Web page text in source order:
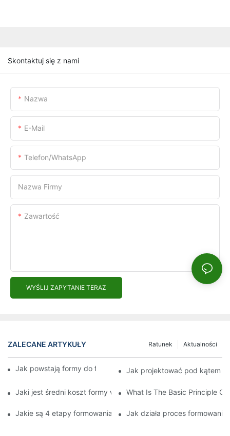
Skontaktuj się z nami
Nazwa
E-Mail
Telefon/WhatsApp
Nazwa Firmy
Zawartość
WYŚLIJ ZAPYTANIE TERAZ
ZALECANE ARTYKUŁY Aktualności
Ratunek
Jak powstają formy do formowania wtryskowego?
Jak projektować pod kątem
Jaki jest średni koszt formy wtryskowej?What Is The Basic Principle
Jakie są 4 etapy formowania wtryskowego?
Jak działa proces